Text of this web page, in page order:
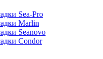
Sea-Pro
Marlin
Seanovo
Condor